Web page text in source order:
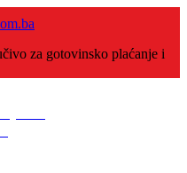
za gotovinsko plaćanje i